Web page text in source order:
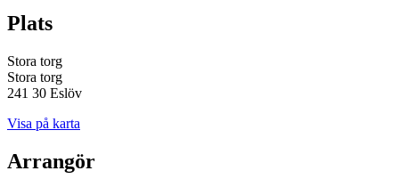
Plats
Stora torg
Stora torg
241 30 Eslöv
Visa på karta
Arrangör